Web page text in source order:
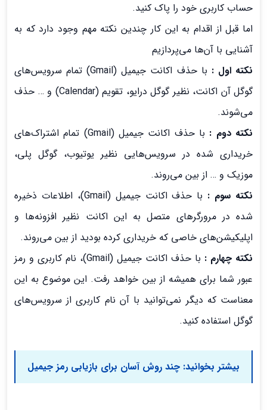
حساب کاربری خود را پاک کنید.
اما قبل از اقدام به این کار چندین نکته مهم وجود دارد که به
آشنایی با آن‌ها می‌پردازیم
نکته اول :
با حذف اکانت جیمیل (Gmail) تمام سرویس‌های
گوگل آن اکانت، نظیر گوگل درایو، تقویم (Calendar) و … حذف
می‌شوند.
نکته دوم :
با حذف اکانت جیمیل (Gmail) تمام اشتراک‌های
خریداری شده در سرویس‌هایی نظیر یوتیوب، گوگل پلی،
موزیک و … از بین می‌روند.
نکته سوم :
با حذف اکانت جیمیل (Gmail)، اطلاعات ذخیره
شده در مرورگرهای متصل به این اکانت نظیر افزونه‌ها و
اپلیکیشن‌های خاصی که خریداری کرده بودید از بین می‌روند.
نکته چهارم :
با حذف اکانت جیمیل (Gmail)، نام کاربری و رمز
عبور شما برای همیشه از بین خواهد رفت. این موضوع به این
معناست که دیگر نمی‌توانید با آن نام کاربری از سرویس‌های
گوگل استفاده کنید.
بیشتر بخوانید: چند روش آسان برای بازیابی رمز جیمیل